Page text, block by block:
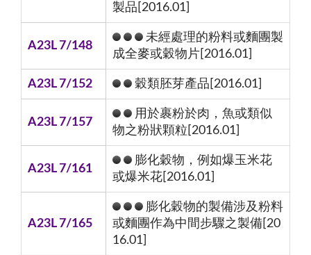
製品[2016.01]
A23L 7/148
未經處理的粉料或麵團製
成全麥或穀物片[2016.01]
A23L 7/152 穀類胚芽產品[2016.01]
A23L 7/157
用於裹粉於肉，魚或類似
物之粉狀顆粒[2016.01]
A23L 7/161
膨化穀物，例如爆玉米花
或爆米花[2016.01]
A23L 7/165
膨化穀物的製備涉及粉料
或麵團作為中間步驟之製備[20
16.01]